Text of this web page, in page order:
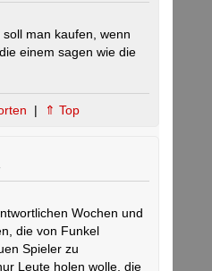
man kaufen, wenn
einem sagen wie die
| ⇑ Top
Wochen und
die von Funkel
Spieler zu
Leute holen wolle, die